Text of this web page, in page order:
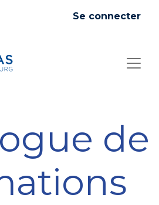
Se connecter
de